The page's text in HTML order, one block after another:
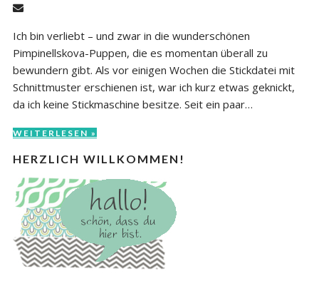
Ich bin verliebt – und zwar in die wunderschönen
Pimpinellskova-Puppen, die es momentan überall zu
bewundern gibt. Als vor einigen Wochen die Stickdatei mit
Schnittmuster erschienen ist, war ich kurz etwas geknickt,
da ich keine Stickmaschine besitze. Seit ein paar…
WEITERLESEN »
HERZLICH WILLKOMMEN!